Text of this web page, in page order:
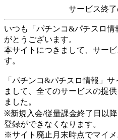
サービス終
いつも「パチンコ&パチスロ情
がとうございます。
本サイトにつきまして、サー
す。
「パチンコ&パチスロ情報」サ
まして、全てのサービスの提
ました。
※新規入会/従量課金終了日以
登録ができなくなります。
※サイト廃止月末時点でマイ